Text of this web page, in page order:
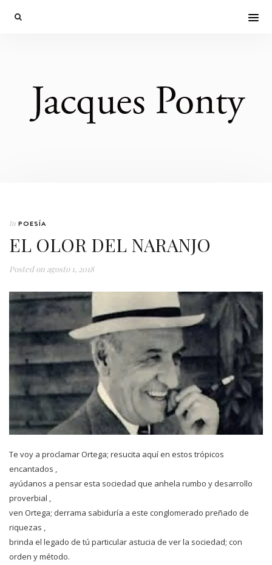
In POESÍA
EL OLOR DEL NARANJO
Posted on agosto 1, 2018
Te voy a proclamar Ortega; resucita aquí en estos trópicos
encantados ,
ayúdanos a pensar esta sociedad que anhela rumbo y desarrollo
proverbial ,
ven Ortega; derrama sabiduría a este conglomerado preñado de
riquezas ,
brinda el legado de tú particular astucia de ver la sociedad; con
orden y método.